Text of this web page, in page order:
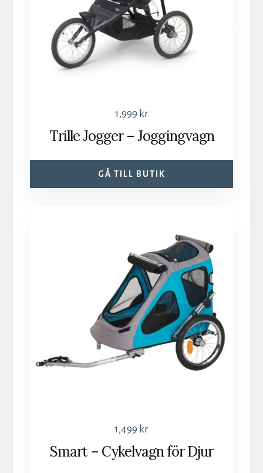
1,999 kr
Trille Jogger – Joggingvagn
GÅ TILL BUTIK
1,499 kr
Smart – Cykelvagn för Djur